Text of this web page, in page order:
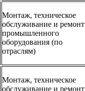
Монтаж, техническое
обслуживание и ремонт
промышленного
оборудования (по
отраслям)
Монтаж, техническое
обслуживание и ремонт